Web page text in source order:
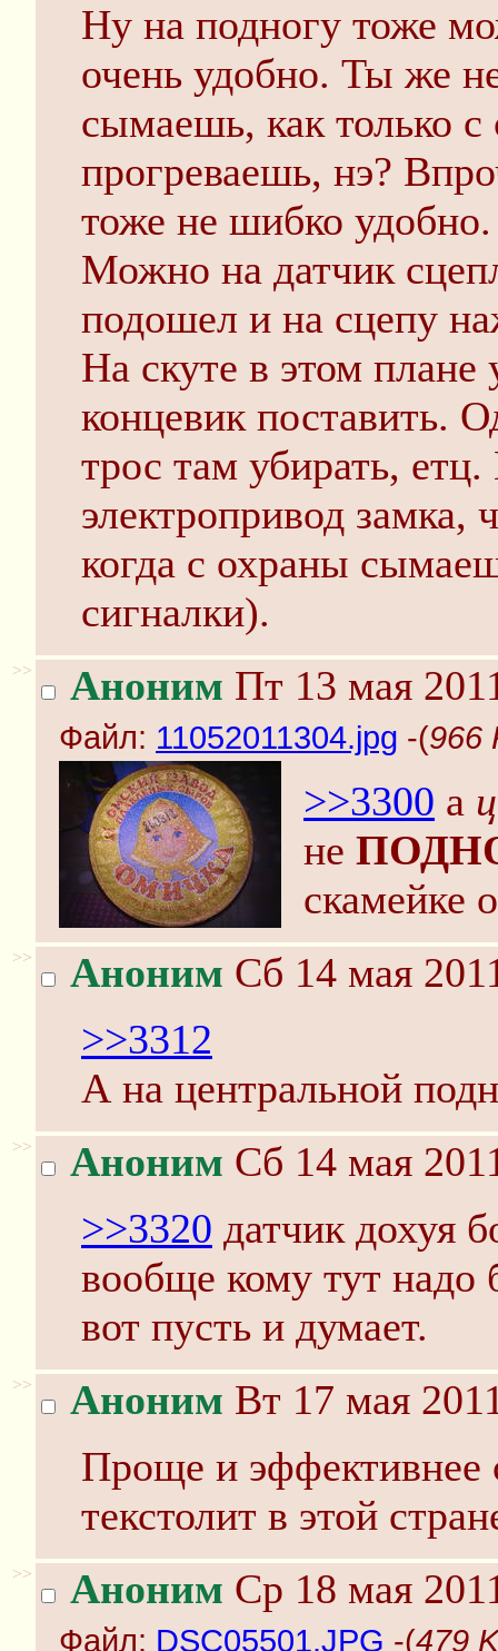
Ну на подногу тоже
очень удобно. Ты же
сымаешь, как только
прогреваешь, нэ?
тоже не шибко удобно.
Можно на датчик
подошел и на сцепу
На скуте в этом
концевик поставить.
трос там убирать,
электропривод замка,
когда с охраны
сигналки).
>> Аноним Пт 13 мая
Файл: 11052011304.jpg -(966
>>3300 а
не
скамейке
>> Аноним Сб 14 мая
>>3312
А на центральной
>> Аноним Сб 14 мая
>>3320 датчик дохуя
вообще кому тут надо
вот пусть и думает.
>> Аноним Вт 17 мая
Проще и эффективнее
текстолит в этой
>> Аноним Ср 18 мая
Файл: DSC05501.JPG -(479